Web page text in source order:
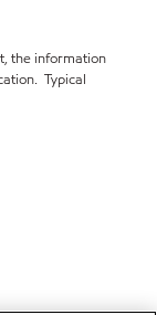
the information
Typical